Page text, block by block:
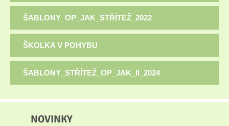
ŠABLONY_OP_JAK_STŘÍTEŽ_2022
ŠKOLKA V POHYBU
ŠABLONY_STŘÍTEŽ_OP_JAK_II_2024
NOVINKY